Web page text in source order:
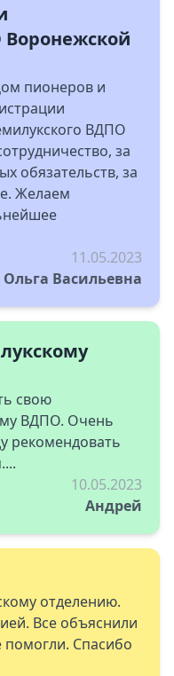
пионеров и
ВДПО
за
обязательств, за
Желаем
11.05.2023
Васильевна
свою
ВДПО. Очень
рекомендовать
10.05.2023
Андрей
отделению.
Все объяснили
Спасибо